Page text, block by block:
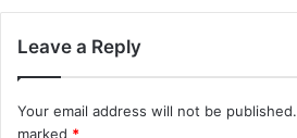
Leave a Reply
Your email address will not be published.
marked *